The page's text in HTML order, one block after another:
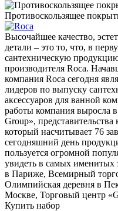
Противоскользящее
Высочайшее качество,
детали – это то, что, в
сантехническую
производителя Roca.
компания Roca сегодня
лидеров по выпуску
аксессуаров для ванной
работы компания выросла
Group»,
который насчитывает 76
сегодняшний день
пользуется огромной
увидеть в самых именитых
в Париже, Всемирный
Олимпийская деревня в
Москве, Торговый центр
Купить набор